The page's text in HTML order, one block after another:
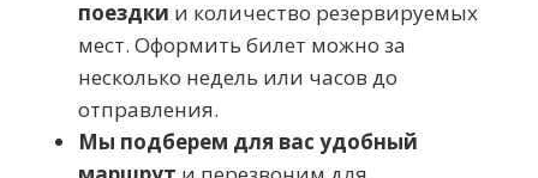
поездки и количество резервируемых
мест. Оформить билет можно за
несколько недель или часов до
отправления.
Мы подберем для вас удобный